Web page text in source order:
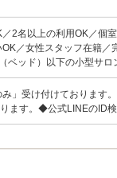
2名以上の利用OK／個
／女性スタッフ在籍
ベッド）以下の小型サ
」受け付けております
ります。◆公式LINEの